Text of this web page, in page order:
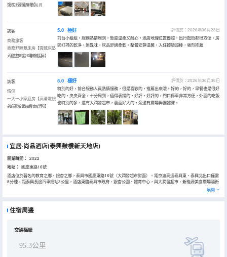
憶枕+深睡床墊】
入住於2026年06月
訪客
商務旅客
商務舒睡雙床房【雲感床墊
+羽絨床品+電視投屏】
入住於2026年06月
5.0 極好
評價於：2026年06月23日
前台小姐姐，服務熱情周到，態度温柔又耐心，酒店地理位置優越，出行逛街都很方便。房
間打掃的乾淨，無異味，床品舒適柔軟，整體安靜温馨，入住體驗超棒，強烈推薦
訪客
情侶
一大一小家庭房【高清電視
+乾濕分離+超大空間】
入住於2026年06月
5.0 極好
評價於：2026年06月06日
特別的好，前台服務人員熱情服務，很是喜歡的，推薦出來哦。好的，好的，早餐也是很好
吃的，央央齊全，十分周到，值得表揚的，好評，好評的，門口停車非常方便，外面的吃飯
也特別的多、還有大潤發超市，裏面好大的，旁邊有廣場舞團體賽。
宜居·尚品酒店(泰興鼓樓新天地店)
開業時間： 2022
地址：
國慶東路16號
酒店位於著名的教育之鄉、銀杏之鄉，泰興市國慶東路16號（大潤發超市對面）。距京滬高速泰興東、泰興北出口僅需
8分種，距泰興長途汽車總站3公里，酒店東臨泰興市政府、銀杏公園、體育中心，與大潤發超市、新能源美食廣場隔街
相望。中南世紀城、新能源新世界兩大高端商業綜合體左右環抱。酒店裝修高端、大氣、上檔次，設施設備齊全，擁有
各式房型共82間。早晨提供豐富的營養早餐，大堂區域提供免費無線上網，配置自主辦公設施，可全面滿足住店客人休
展開
住宿周邊
交通樞紐
95.3公里